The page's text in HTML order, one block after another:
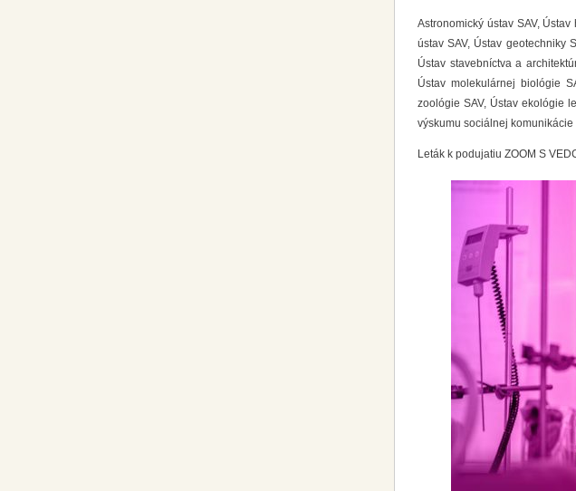
Astronomický ústav SAV,
ústav SAV, Ústav geotechniky
Ústav stavebníctva a
Ústav molekulárnej biológie
zoológie SAV, Ústav ekológie
výskumu sociálnej komunikácie
Leták k podujatiu ZOOM S